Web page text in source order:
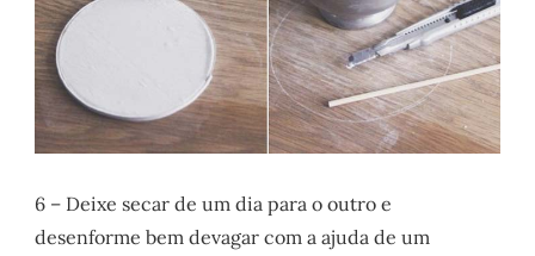
6 – Deixe secar de um dia para o outro e
desenforme bem devagar com a ajuda de um